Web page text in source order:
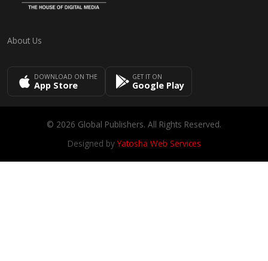
About Us
DOWNLOAD ON THE
App Store
GET IT ON
Google Play
© 2026 Global Publishers. All Rights Reserved.
Designed byYatosha Web Services